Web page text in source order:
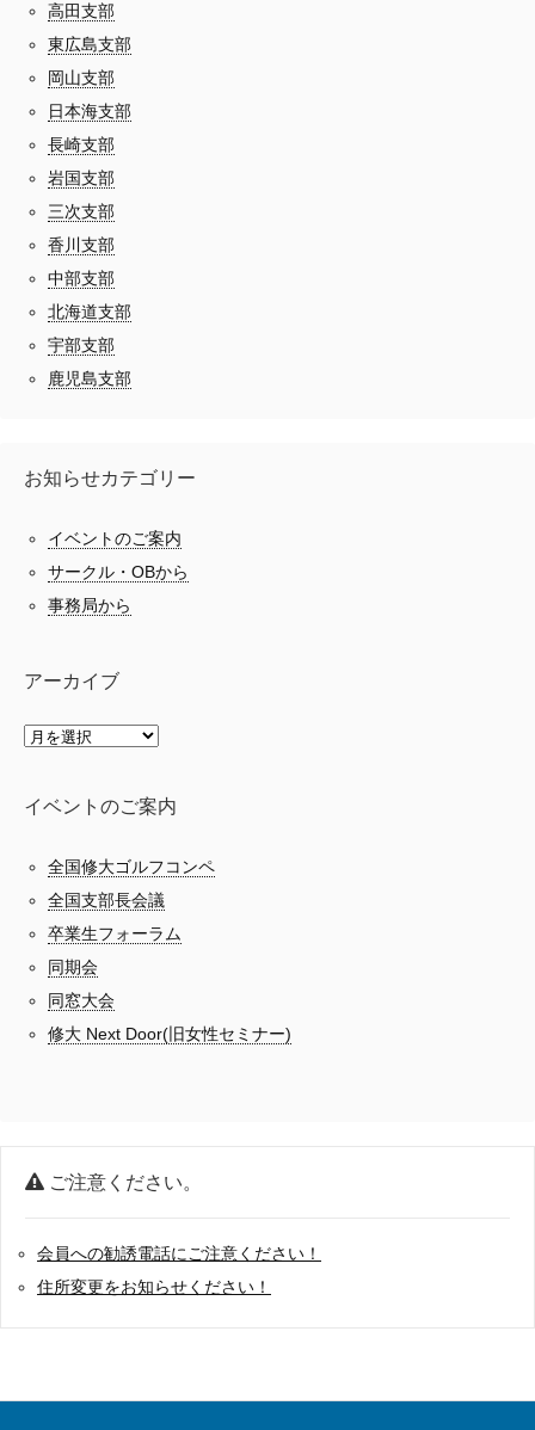
高田支部
東広島支部
岡山支部
日本海支部
長崎支部
岩国支部
三次支部
香川支部
中部支部
北海道支部
宇部支部
鹿児島支部
お知らせカテゴリー
イベントのご案内
サークル・OBから
事務局から
アーカイブ
イベントのご案内
全国修大ゴルフコンペ
全国支部長会議
卒業生フォーラム
同期会
同窓大会
修大 Next Door(旧女性セミナー)
ご注意ください。
会員への勧誘電話にご注意ください！
住所変更をお知らせください！